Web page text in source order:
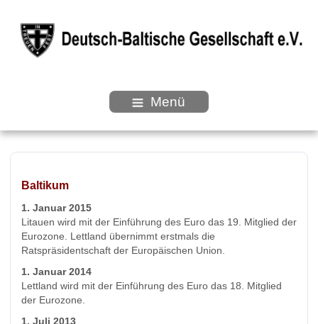
Menü
Baltikum
1. Januar 2015
Litauen wird mit der Einführung des Euro das 19. Mitglied der
Eurozone. Lettland übernimmt erstmals die
Ratspräsidentschaft der Europäischen Union.
1. Januar 2014
Lettland wird mit der Einführung des Euro das 18. Mitglied
der Eurozone.
1. Juli 2013